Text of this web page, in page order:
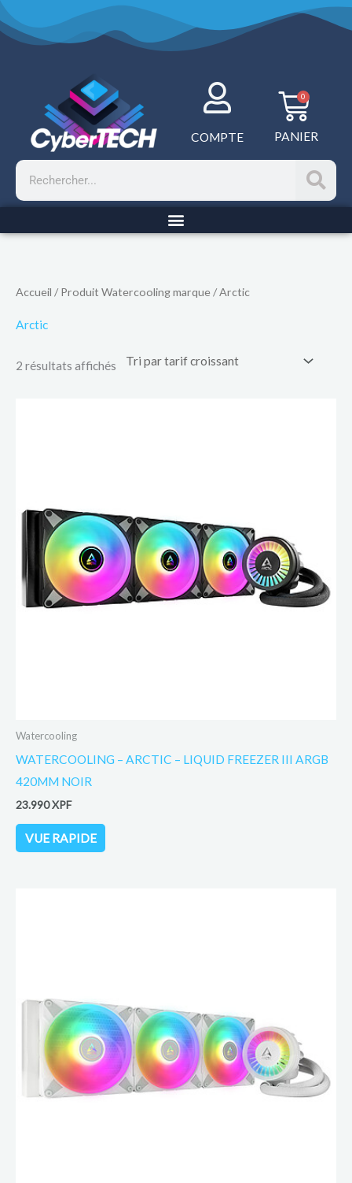
Aller
au
COMPTE
0
PANIER
Rechercher
Accueil / Produit Watercooling marque / Arctic
Arctic
2 résultats affichés
Trié
par
Watercooling
WATERCOOLING – ARCTIC – LIQUID FREEZER III ARGB
420MM NOIR
23.990XPF
VUE RAPIDE